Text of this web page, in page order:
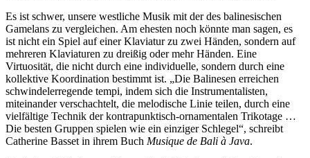
Es ist schwer, unsere westliche Musik mit der des balinesischen
Gamelans zu vergleichen. Am ehesten noch könnte man sagen, es
ist nicht ein Spiel auf einer Klaviatur zu zwei Händen, sondern auf
mehreren Klaviaturen zu dreißig oder mehr Händen. Eine
Virtuosität, die nicht durch eine individuelle, sondern durch eine
kollektive Koordination bestimmt ist. „Die Balinesen erreichen
schwindelerregende tempi, indem sich die Instrumentalisten,
miteinander verschachtelt, die melodische Linie teilen, durch eine
vielfältige Technik der kontrapunktisch-ornamentalen Trikotage …
Die besten Gruppen spielen wie ein einziger Schlegel“, schreibt
Catherine Basset in ihrem Buch Musique de Bali à Java.